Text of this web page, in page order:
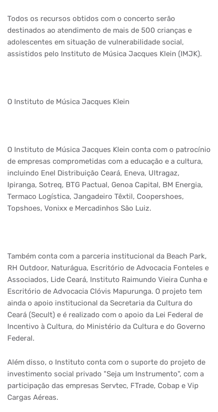
Todos os recursos obtidos com o concerto serão
destinados ao atendimento de mais de 500 crianças e
adolescentes em situação de vulnerabilidade social,
assistidos pelo Instituto de Música Jacques Klein (IMJK).
O Instituto de Música Jacques Klein
O Instituto de Música Jacques Klein conta com o patrocínio
de empresas comprometidas com a educação e a cultura,
incluindo Enel Distribuição Ceará, Eneva, Ultragaz,
Ipiranga, Sotreq, BTG Pactual, Genoa Capital, BM Energia,
Termaco Logística, Jangadeiro Têxtil, Coopershoes,
Topshoes, Vonixx e Mercadinhos São Luiz.
Também conta com a parceria institucional da Beach Park,
RH Outdoor, Naturágua, Escritório de Advocacia Fonteles e
Associados, Lide Ceará, Instituto Raimundo Vieira Cunha e
Escritório de Advocacia Clóvis Mapurunga. O projeto tem
ainda o apoio institucional da Secretaria da Cultura do
Ceará (Secult) e é realizado com o apoio da Lei Federal de
Incentivo à Cultura, do Ministério da Cultura e do Governo
Federal.
Além disso, o Instituto conta com o suporte do projeto de
investimento social privado "Seja um Instrumento", com a
participação das empresas Servtec, FTrade, Cobap e Vip
Cargas Aéreas.